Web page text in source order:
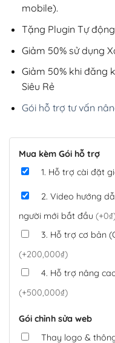
mobile).
Tặng Plugin Tự
Giảm 50% sử dụng
Giảm 50% khi đăng
Siêu Rẻ
Gói hỗ trợ tư vấn
Mua kèm Gói hỗ trợ
1. Hỗ trợ cài đặt
2. Video hướng
người mới bắt đầu
3. Hỗ trợ cơ bản
(+200,000₫)
4. Hỗ trợ nâng
(+500,000₫)
Gói chỉnh sửa web
Thay logo &